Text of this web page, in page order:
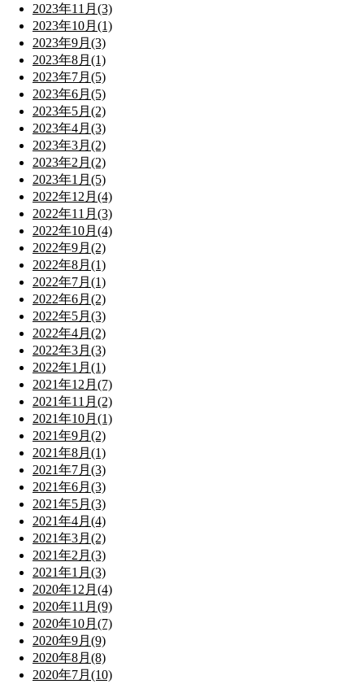
2023年11月(3)
2023年10月(1)
2023年9月(3)
2023年8月(1)
2023年7月(5)
2023年6月(5)
2023年5月(2)
2023年4月(3)
2023年3月(2)
2023年2月(2)
2023年1月(5)
2022年12月(4)
2022年11月(3)
2022年10月(4)
2022年9月(2)
2022年8月(1)
2022年7月(1)
2022年6月(2)
2022年5月(3)
2022年4月(2)
2022年3月(3)
2022年1月(1)
2021年12月(7)
2021年11月(2)
2021年10月(1)
2021年9月(2)
2021年8月(1)
2021年7月(3)
2021年6月(3)
2021年5月(3)
2021年4月(4)
2021年3月(2)
2021年2月(3)
2021年1月(3)
2020年12月(4)
2020年11月(9)
2020年10月(7)
2020年9月(9)
2020年8月(8)
2020年7月(10)